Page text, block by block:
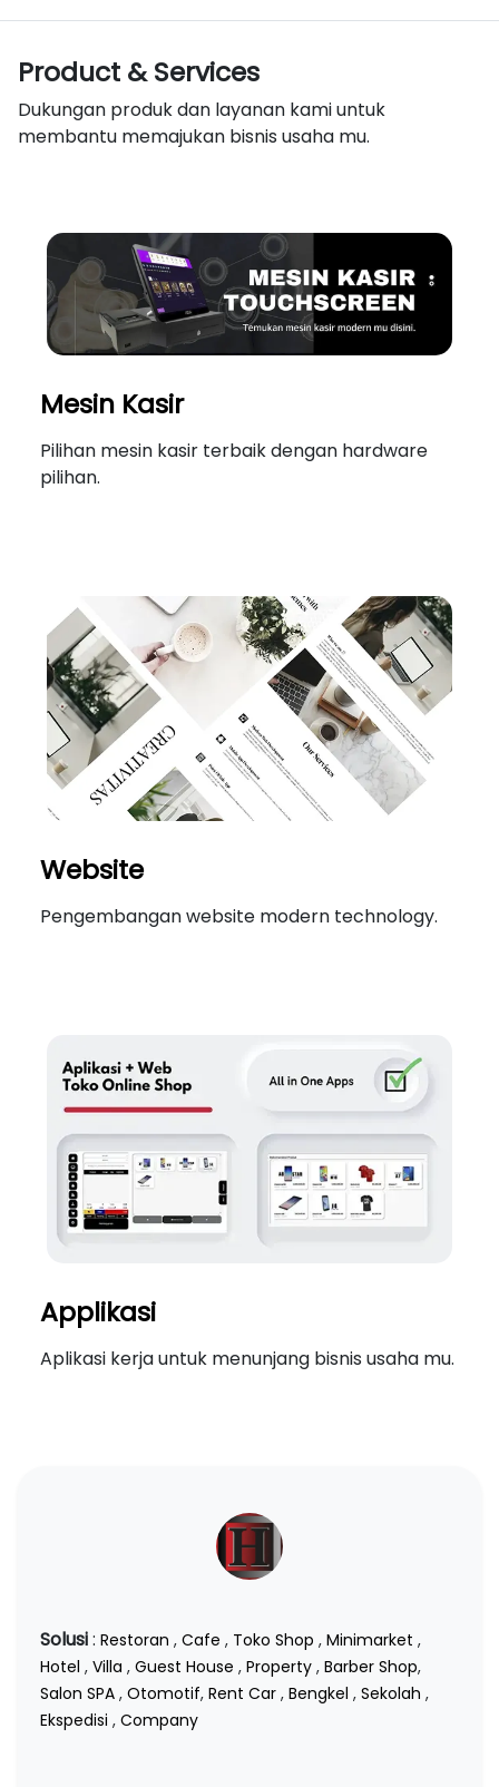
Product & Services
Dukungan produk dan layanan kami untuk
membantu memajukan bisnis usaha mu.
Mesin Kasir
Pilihan mesin kasir terbaik dengan hardware
pilihan.
Website
Pengembangan website modern technology.
Applikasi
Aplikasi kerja untuk menunjang bisnis usaha mu.
Solusi: Restoran , Cafe , Toko Shop , Minimarket ,
Hotel , Villa , Guest House , Property , Barber Shop,
Salon SPA , Otomotif, Rent Car , Bengkel , Sekolah ,
Ekspedisi , Company